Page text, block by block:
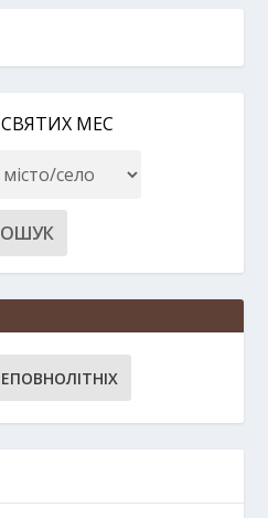
МЕС